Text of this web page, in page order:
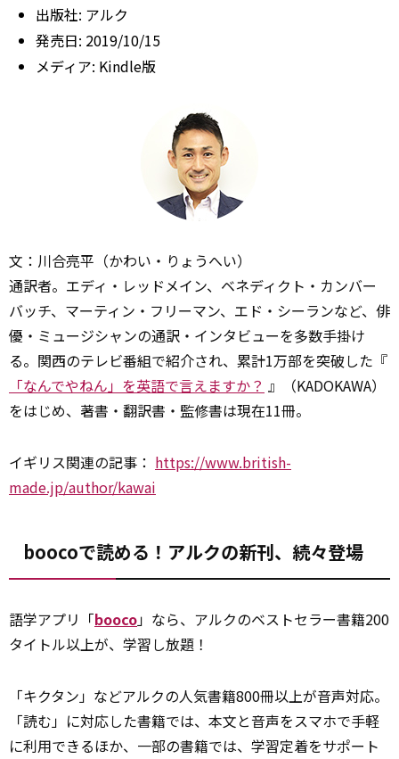
出版社: アルク
発売日: 2019/10/15
メディア: Kindle版
文：川合亮平（かわい・りょうへい）
通訳者。エディ・レッドメイン、ベネディクト・カンバー
バッチ、マーティン・フリーマン、エド・シーランなど、俳
優・ミュージシャンの通訳・インタビューを多数手掛け
る。関西のテレビ番組で紹介され、累計1万部を突破した『
「なんでやねん」を英語で言えますか？ 』（KADOKAWA）
をはじめ、著書・翻訳書・監修書は現在11冊。
イギリス関連の記事： https://www.british-
made.jp/author/kawai
boocoで読める！アルクの新刊、続々登場
語学アプリ「booco」なら、アルクのベストセラー書籍200
タイトル以上が、学習し放題！
「キクタン」などアルクの人気書籍800冊以上が音声対応。
「読む」に対応した書籍では、本文と音声をスマホで手軽
に利用できるほか、一部の書籍では、学習定着をサポート